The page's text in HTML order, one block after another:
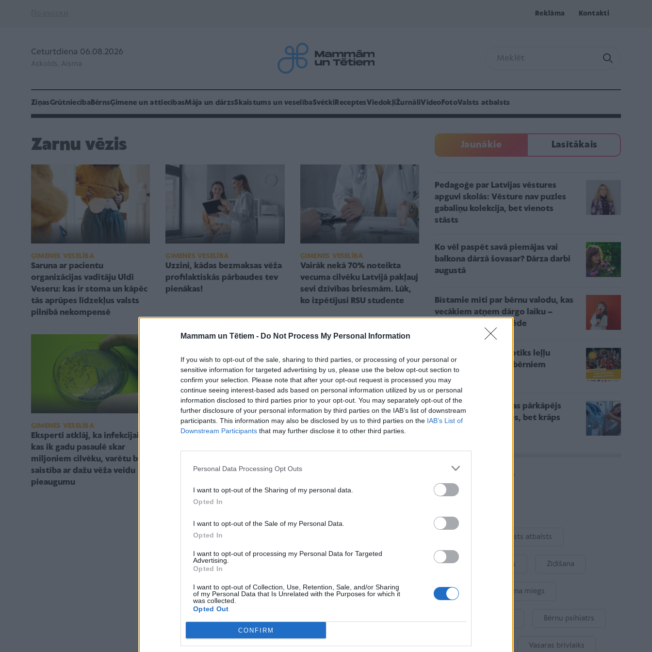
Mammam un Tētiem - Do Not Process My Personal Information
If you wish to opt-out of the sale, sharing to third parties, or processing of your personal or
sensitive information for targeted advertising by us, please use the below opt-out section to
confirm your selection. Please note that after your opt-out request is processed you may
continue seeing interest-based ads based on personal information utilized by us or personal
information disclosed to third parties prior to your opt-out. You may separately opt-out of the
further disclosure of your personal information by third parties on the IAB’s list of downstream
participants. This information may also be disclosed by us to third parties on the IAB’s List of
Downstream Participants that may further disclose it to other third parties.
Personal Data Processing Opt Outs
I want to opt-out of the Sharing of my personal data.
Opted In
I want to opt-out of the Sale of my Personal Data.
Opted In
I want to opt-out of processing my Personal Data for Targeted
Advertising.
Opted In
I want to opt-out of Collection, Use, Retention, Sale, and/or Sharing
of my Personal Data that Is Unrelated with the Purposes for which it
was collected.
Opted Out
CONFIRM
Reklāma Kontakti
Ceturtdiena 06.08.2026
Askolds, Aisma
ZiņasGrūtniecībaBērnsĢimene un attiecībasMāja un dārzsSkaistums un veselībaSvētki ReceptesViedokļiŽurnāliVideo FotoValsts atbalsts
Zarnu vēzis
ĢIMENES VESELĪBA
Saruna ar pacientu
organizācijas vadītāju Uldi
Veseru: kas ir stoma un kāpēc
tās aprūpes līdzekļus valsts
pilnībā nekompensē
ĢIMENES VESELĪBA
Uzzini, kādas bezmaksas vēža
profilaktiskās pārbaudes tev
pienākas!
ĢIMENES VESELĪBA
Vairāk nekā 70% noteikta
vecuma cilvēku Latvijā pakļauj
sevi dzīvības briesmām. Lūk,
ko izpētījusi RSU studente
ĢIMENES VESELĪBA
Eksperti atklāj, ka infekcijai,
kas ik gadu pasaulē skar
miljoniem cilvēku, varētu būt
saistība ar dažu vēža veidu
pieaugumu
ĢIMENES VESELĪBA
Ģenētika un vēzis – kas par to
AKTUALITĀTES
Latvijā ieviesta jauna, valsts
Jaunākie Lasītākais
Pedagoģe par Latvijas vēstures
apguvi skolās: Vēsture nav puzles
gabaliņu kolekcija, bet vienots
stāsts
Ko vēl paspēt savā piemājas vai
balkona dārzā šovasar? Dārza darbi
augustā
Bīstamie mīti par bērnu valodu, kas
vecākiem atņem dārgo laiku –
skaidro audiologopēde
Valmieras muzejā notiks leļļu
animācijas darbnīca bērniem
Gadījumi, kad laulības pārkāpējs
visdrīzāk nemainīsies, bet krāps
Valsts atbalsts
Kur šodien atpūsties Zīdīšana
Drošība Bērna miegs
Bērnu psihiatrs
Bērna emocijas Vasaras brīvlaiks